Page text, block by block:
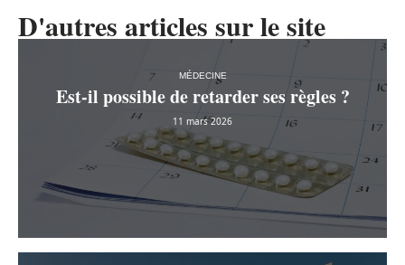
D'autres articles sur le site
MÉDECINE
Est-il possible de retarder ses règles ?
11 mars 2026